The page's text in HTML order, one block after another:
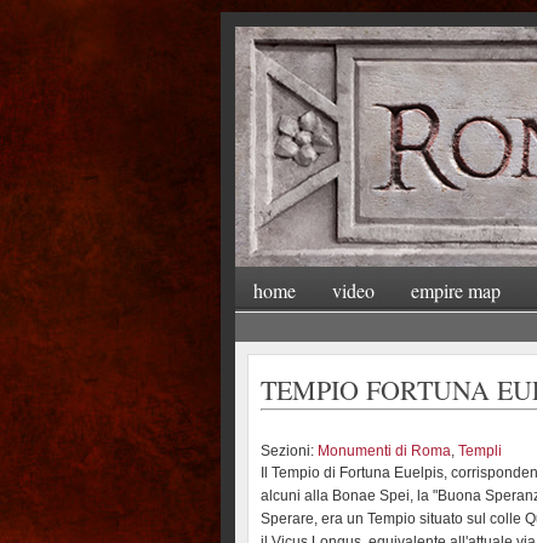
home video empire map
TEMPIO FORTUNA
Sezioni: Monumenti di Roma, Templi
Il Tempio di Fortuna Euelpis,
alcuni alla Bonae Spei, la "Buona
Sperare, era un Tempio situato sul colle